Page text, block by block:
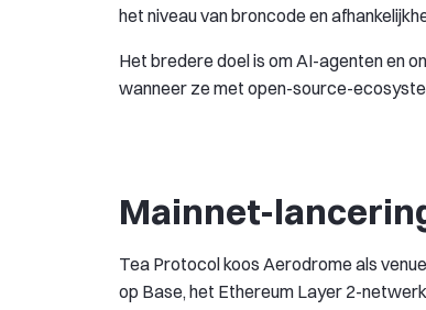
het niveau van broncode en
Het bredere doel is om AI-agenten en
wanneer ze met open-source-
Mainnet-
Tea Protocol koos Aerodrome als
op Base, het Ethereum Layer 2-